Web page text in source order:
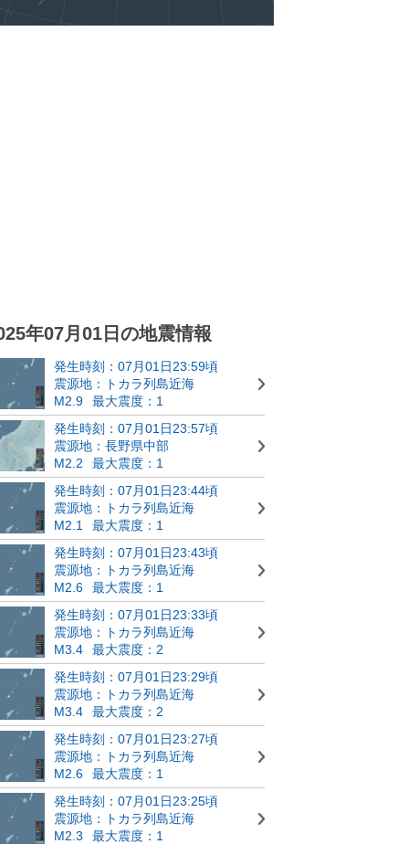
年07月01日の地震情報
発生時刻：07月01日23:59頃
震源地：トカラ列島近海
M2.9
最大震度：1
発生時刻：07月01日23:57頃
震源地：長野県中部
M2.2
最大震度：1
発生時刻：07月01日23:44頃
震源地：トカラ列島近海
M2.1
最大震度：1
発生時刻：07月01日23:43頃
震源地：トカラ列島近海
M2.6
最大震度：1
発生時刻：07月01日23:33頃
震源地：トカラ列島近海
M3.4
最大震度：2
発生時刻：07月01日23:29頃
震源地：トカラ列島近海
M3.4
最大震度：2
発生時刻：07月01日23:27頃
震源地：トカラ列島近海
M2.6
最大震度：1
発生時刻：07月01日23:25頃
震源地：トカラ列島近海
M2.3
最大震度：1